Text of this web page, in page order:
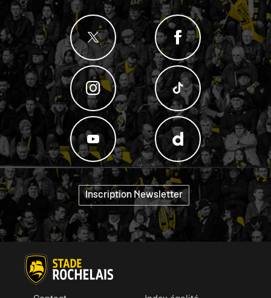
Inscription Newsletter "